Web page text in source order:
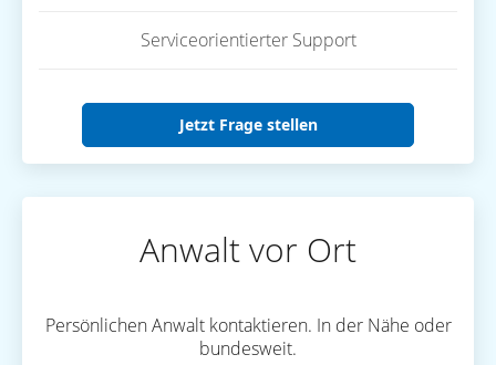
Serviceorientierter Support
Jetzt Frage stellen
Anwalt vor Ort
Persönlichen Anwalt kontaktieren. In der Nähe oder
bundesweit.